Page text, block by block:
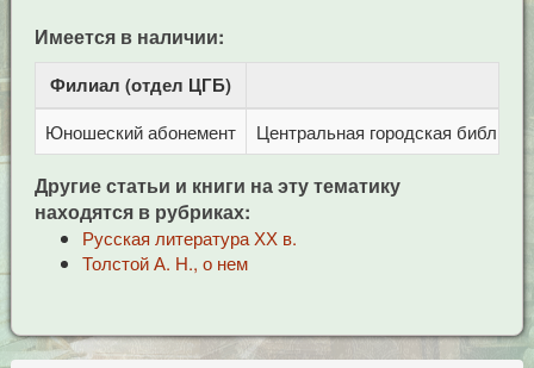
Имеется в наличии:
Филиал (отдел ЦГБ)
Юношеский абонемент Центральная городская
Другие статьи и книги на эту тематику
находятся в рубриках:
Русская литература ХХ в.
Толстой А. Н., о нем